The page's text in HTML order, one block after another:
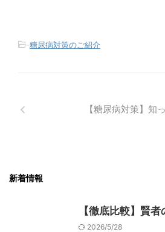
-糖尿病対策のご紹介
【糖尿病対策】知
新着情報
【徹底比較】賢
2026/5/28